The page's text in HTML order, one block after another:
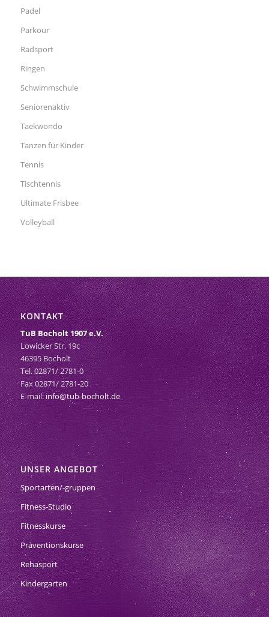
Padel
Parkour
Radsport
Ringen
Schwimmschule
Seniorenaktiv
Taekwondo
Tanzen für Kinder
Tennis
Tischtennis
Ultimate Frisbee
Volleyball
KONTAKT
TuB Bocholt 1907 e.V.
Lowicker Str. 19c
46395 Bocholt
Tel. 02871/ 2781-0
Fax 02871/ 2781-20
E-mail:info@tub-bocholt.de
UNSER ANGEBOT
Sportarten/-gruppen
Fitness-Studio
Fitnesskurse
Präventionskurse
Rehasport
Kindergarten